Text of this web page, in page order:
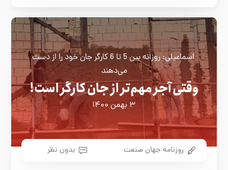
اسماعیلی: روزانه بین 5 تا 6 کارگر جان خود را از دست
می‌دهند
وقتی آجر مهم‌تر از جان کارگر است!
۳ بهمن ۱۴۰۰
روزنامه جهان صنعت بدون نظر